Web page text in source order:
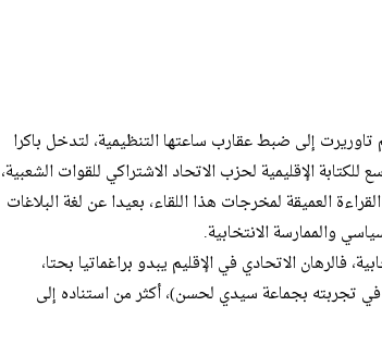
بإقليم تاوريرت إلى ضبط عقارب ساعتها التنظيمية، لتدخل باكرا
الإقليمية لحزب الاتحاد الاشتراكي للقوات الشعبية،
العميقة لمخرجات هذا اللقاء، بعيدا عن لغة البلاغات
والممارسة الانتخابية.
الاتحادي في الإقليم يبدو براغماتيا بحتا،
في تجربته بجماعة سيدي لحسن)، أكثر من استناده إلى